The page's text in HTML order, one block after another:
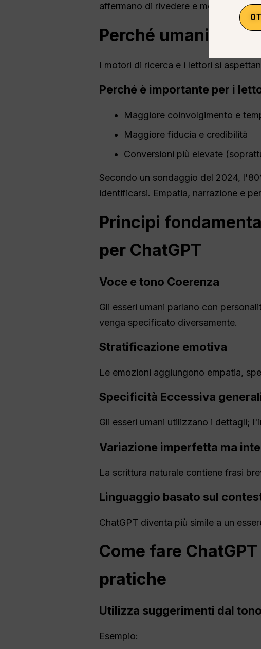
affermano di rivedere e modificare
Perché umanizzare
I motori di ricerca e i lettori si
Perché è importante per i
Maggiore coinvolgimento e
Maggiore fiducia e credibilità
Conversioni più elevate
Secondo un sondaggio del 2024,
identificarsi. Empatia, narrazione e
Principi
per ChatGPT
Voce e tono Coerenza
Gli esseri umani parlano con
venga specificato diversamente.
Stratificazione emotiva
Le emozioni aggiungono empatia,
Specificità Eccessiva
Gli esseri umani utilizzano i dettagli;
Variazione imperfetta ma
La scrittura naturale contiene frasi
Linguaggio basato sul
ChatGPT diventa più simile a un
Come fare ChatGPT
pratiche
Utilizza suggerimenti dal
Esempio: